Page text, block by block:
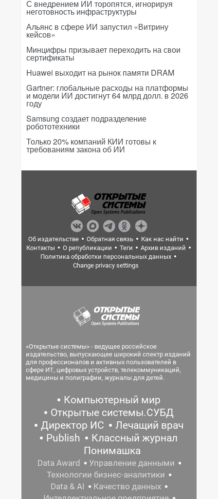
С внедрением ИИ торопятся, игнорируя
неготовность инфраструктуры
Альянс в сфере ИИ запустил «Витрину
кейсов»
Минцифры призывает переходить на свои
сертификаты
Huawei выходит на рынок памяти DRAM
Gartner: глобальные расходы на платформы
и модели ИИ достигнут 64 млрд долл. в 2026
году
Samsung создает подразделение
робототехники
Только 20% компаний КИИ готовы к
требованиям закона об ИИ
Об издательстве Обратная связь
Как нас найти
Контакты
О републикации Теги
Архив изданий
Политика обработки персональных данных
Change privacy settings
«Открытые системы» - ведущее российское
издательство, выпускающее широкий спектр изданий
для профессионалов и активных пользователей в
сфере ИТ, цифровых устройств, телекоммуникаций,
медицины и полиграфии, журналы для детей.
Компьютерный мир
Открытые системы.СУБД
Директор ИС
Лечащий врач
Publish
Классный журнал
Понимашка
Data Award
Управление данными
Технологии бизнес-аналитики
Data & AI
Качество данных